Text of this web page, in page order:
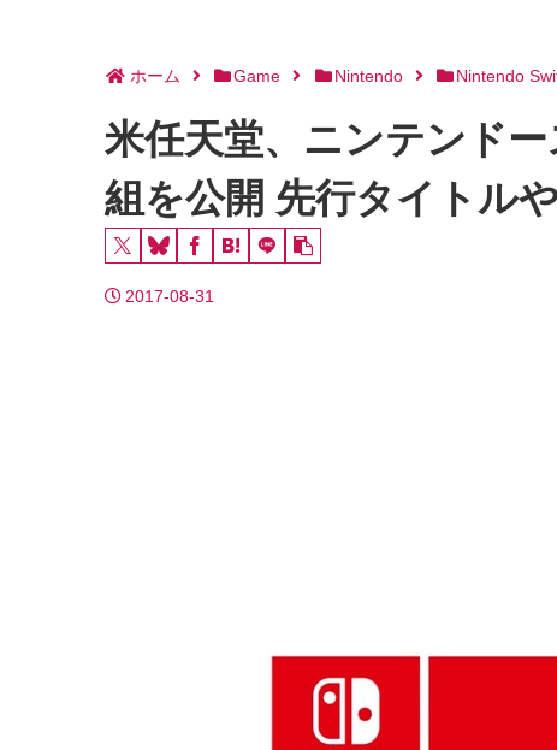
ホーム Game Nintendo Nintendo
米任天堂、ニンテンド
組を公開 先行タイトル
2017-08-31